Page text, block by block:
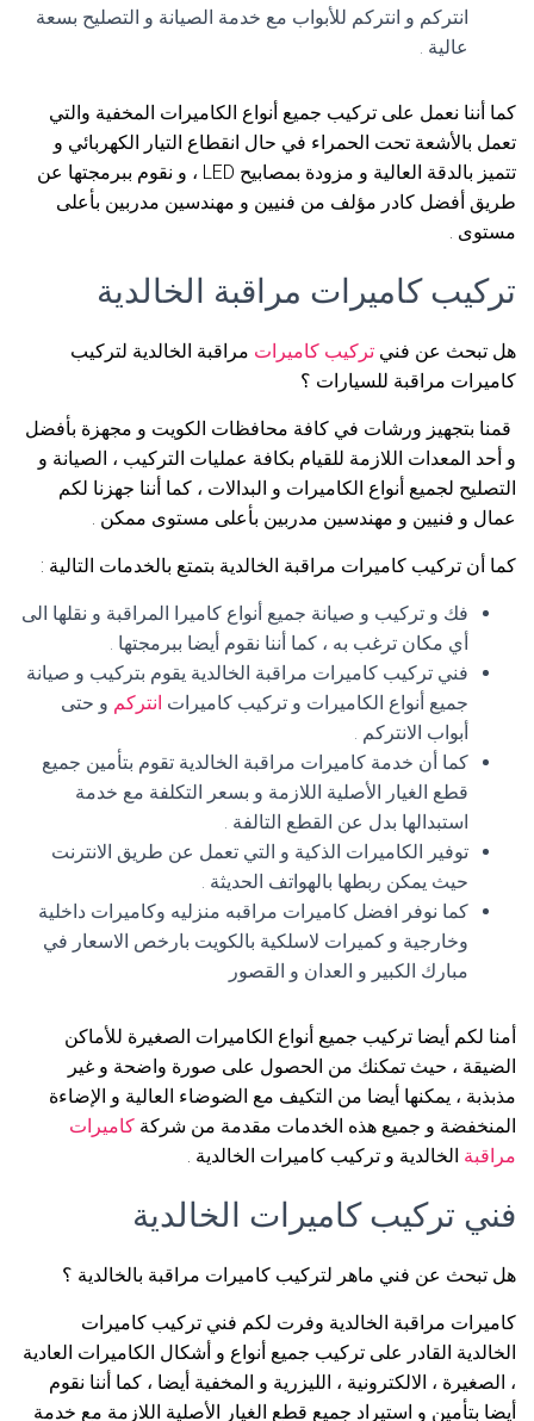
انتركم و انتركم للأبواب مع خدمة الصيانة و التصليح بسعة
عالية .
كما أننا نعمل على تركيب جميع أنواع الكاميرات المخفية والتي
تعمل بالأشعة تحت الحمراء في حال انقطاع التيار الكهربائي و
تتميز بالدقة العالية و مزودة بمصابيح LED ، و نقوم ببرمجتها عن
طريق أفضل كادر مؤلف من فنيين و مهندسين مدربين بأعلى
مستوى .
تركيب كاميرات مراقبة الخالدية
هل تبحث عن فني تركيب كاميرات مراقبة الخالدية لتركيب
كاميرات مراقبة للسيارات ؟
قمنا بتجهيز ورشات في كافة محافظات الكويت و مجهزة بأفضل
و أحد المعدات اللازمة للقيام بكافة عمليات التركيب ، الصيانة و
التصليح لجميع أنواع الكاميرات و البدالات ، كما أننا جهزنا لكم
عمال و فنيين و مهندسين مدربين بأعلى مستوى ممكن .
كما أن تركيب كاميرات مراقبة الخالدية بتمتع بالخدمات التالية :
فك و تركيب و صيانة جميع أنواع كاميرا المراقبة و نقلها الى
أي مكان ترغب به ، كما أننا نقوم أيضا ببرمجتها .
فني تركيب كاميرات مراقبة الخالدية يقوم بتركيب و صيانة
جميع أنواع الكاميرات و تركيب كاميرات انتركم و حتى
أبواب الانتركم .
كما أن خدمة كاميرات مراقبة الخالدية تقوم بتأمين جميع
قطع الغيار الأصلية اللازمة و بسعر التكلفة مع خدمة
استبدالها بدل عن القطع التالفة .
توفير الكاميرات الذكية و التي تعمل عن طريق الانترنت
حيث يمكن ربطها بالهواتف الحديثة .
كما نوفر افضل كاميرات مراقبه منزليه وكاميرات داخلية
وخارجية و كميرات لاسلكية بالكويت بارخص الاسعار في
مبارك الكبير و العدان و القصور
أمنا لكم أيضا تركيب جميع أنواع الكاميرات الصغيرة للأماكن
الضيقة ، حيث تمكنك من الحصول على صورة واضحة و غير
مذبذبة ، يمكنها أيضا من التكيف مع الضوضاء العالية و الإضاءة
المنخفضة و جميع هذه الخدمات مقدمة من شركة كاميرات
مراقبة الخالدية و تركيب كاميرات الخالدية .
فني تركيب كاميرات الخالدية
هل تبحث عن فني ماهر لتركيب كاميرات مراقبة بالخالدية ؟
كاميرات مراقبة الخالدية وفرت لكم فني تركيب كاميرات
الخالدية القادر على تركيب جميع أنواع و أشكال الكاميرات العادية
، الصغيرة ، الالكترونية ، الليزرية و المخفية أيضا ، كما أننا نقوم
أيضا بتأمين و استيراد جميع قطع الغيار الأصلية اللازمة مع خدمة